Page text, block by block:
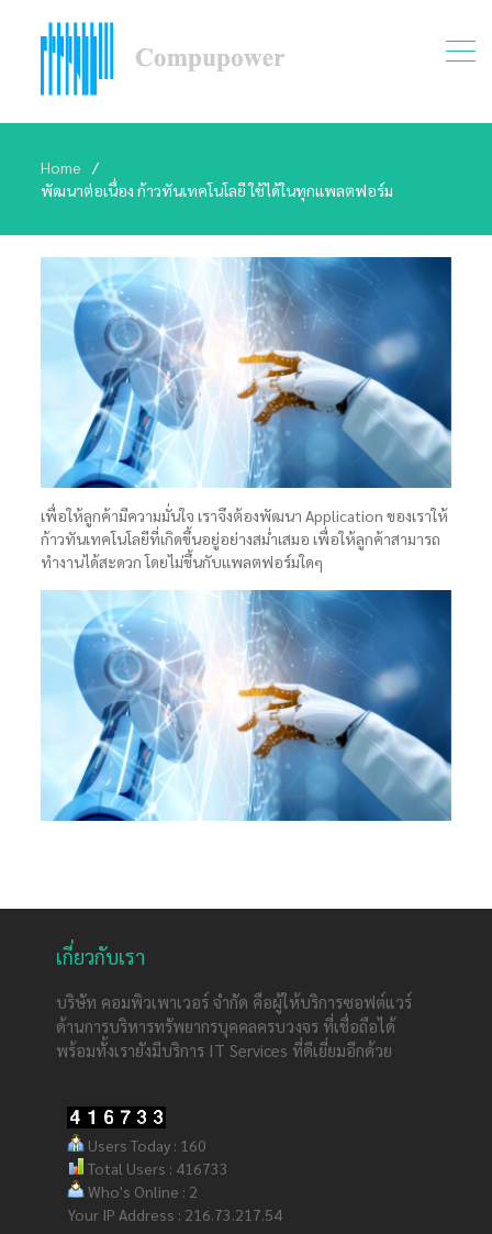
Home
พัฒนาต่อเนื่อง ก้าวทันเทคโนโลยี ใช้ได้ในทุกแพลตฟอร์ม
เพื่อให้ลูกค้ามีความมั่นใจ เราจึงต้องพัฒนา Application ของเราให้
ก้าวทันเทคโนโลยีที่เกิดขึ้นอยู่อย่างสม่ำเสมอ เพื่อให้ลูกค้าสามารถ
ทำงานได้สะดวก โดยไม่ขึ้นกับแพลตฟอร์มใดๆ
เกี่ยวกับเรา
บริษัท คอมพิวเพาเวอร์ จำกัด คือผู้ให้บริการซอฟต์แวร์
ด้านการบริหารทรัพยากรบุคคลครบวงจร ที่เชื่อถือได้
พร้อมทั้งเรายังมีบริการ IT Services ที่ดีเยี่ยมอีกด้วย
Users Today : 160
Total Users : 416733
Who's Online : 2
Your IP Address : 216.73.217.54